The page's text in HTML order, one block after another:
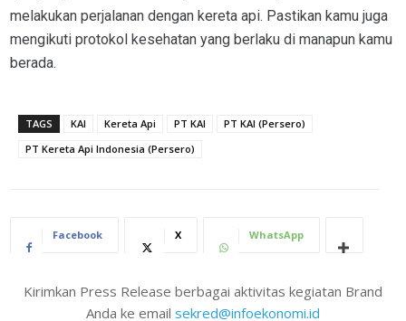
melakukan perjalanan dengan kereta api. Pastikan kamu juga
mengikuti protokol kesehatan yang berlaku di manapun kamu
berada.
TAGS KAI Kereta Api PT KAI
PT KAI (Persero)
PT Kereta Api Indonesia (Persero)
Facebook X WhatsApp
Kirimkan Press Release berbagai aktivitas kegiatan Brand
Anda ke email sekred@infoekonomi.id